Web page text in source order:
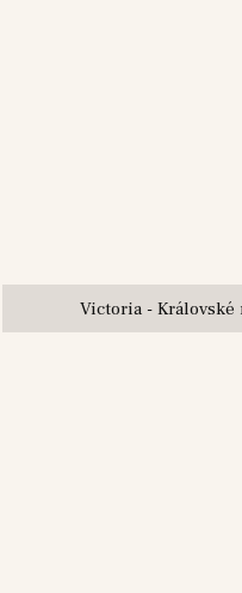
Victoria -